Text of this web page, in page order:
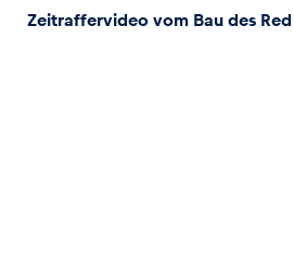
Zeitraffervideo vom Bau des